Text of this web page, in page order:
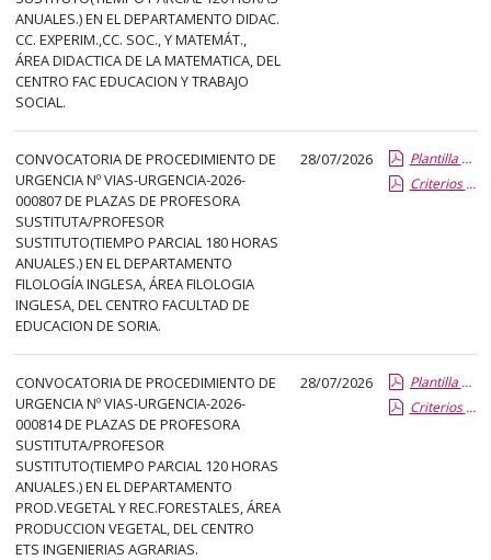
fecha
de
publicación,
en
la
última
columna
el
enlace
que
abre
un
PDF
con
el
detalle
del
anuncio
completo.
ANUALES.) EN EL DEPARTAMENTO DIDAC.
CC. EXPERIM.,CC. SOC., Y MATEMÁT.,
ÁREA DIDACTICA DE LA MATEMATICA, DEL
CENTRO FAC EDUCACION Y TRABAJO
SOCIAL.
CONVOCATORIA DE PROCEDIMIENTO DE
URGENCIA Nº VIAS-URGENCIA-2026-
000807 DE PLAZAS DE PROFESORA
SUSTITUTA/PROFESOR
SUSTITUTO(TIEMPO PARCIAL 180 HORAS
ANUALES.) EN EL DEPARTAMENTO
FILOLOGÍA INGLESA, ÁREA FILOLOGIA
INGLESA, DEL CENTRO FACULTAD DE
EDUCACION DE SORIA.
28/07/2026
Plantilla de Publicacion Vias de Urgencia
Criterios especificos
CONVOCATORIA DE PROCEDIMIENTO DE
URGENCIA Nº VIAS-URGENCIA-2026-
000814 DE PLAZAS DE PROFESORA
SUSTITUTA/PROFESOR
SUSTITUTO(TIEMPO PARCIAL 120 HORAS
ANUALES.) EN EL DEPARTAMENTO
PROD.VEGETAL Y REC.FORESTALES, ÁREA
PRODUCCION VEGETAL, DEL CENTRO
ETS INGENIERIAS AGRARIAS.
28/07/2026
Plantilla de Publicacion Vias de Urgencia
Criterios especificos